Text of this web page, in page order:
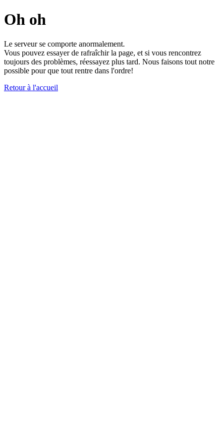
Oh oh
Le serveur se comporte anormalement.
Vous pouvez essayer de rafraîchir la page, et si vous rencontrez
toujours des problèmes, réessayez plus tard. Nous faisons tout notre
possible pour que tout rentre dans l'ordre!
Retour à l'accueil